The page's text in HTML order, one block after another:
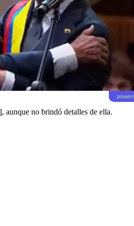
, aunque no brindó detalles de ella.